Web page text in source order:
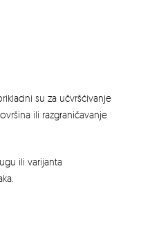
su za učvršćivanje
ili razgraničavanje
ili varijanta